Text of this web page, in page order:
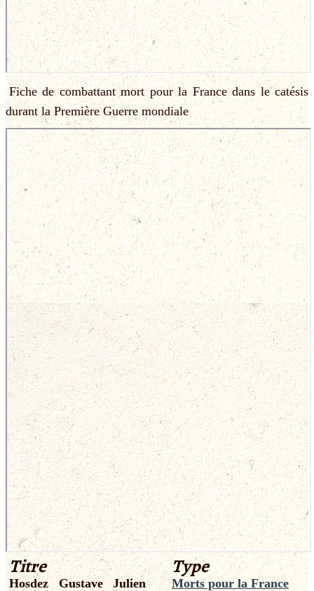
Fiche de combattant mort pour la France dans le catésis
durant la Première Guerre mondiale
Titre
Hosdez Gustave Julien
Type
Morts pour la France